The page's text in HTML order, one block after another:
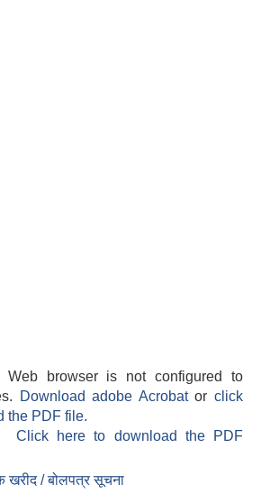
Web browser is not configured to
Download adobe Acrobatorclick
the PDF file.
Click here to download the PDF
खरीद / बोलपत्र सूचना